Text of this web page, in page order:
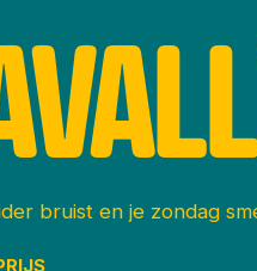
bruist en je zondag